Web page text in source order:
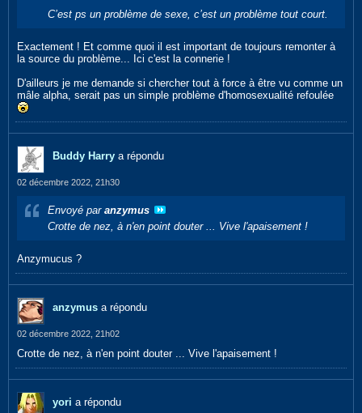
C’est ps un problème de sexe, c’est un problème tout court.
Exactement ! Et comme quoi il est important de toujours remonter à
la source du problème... Ici c'est la connerie !
D'ailleurs je me demande si chercher tout à force à être vu comme un
mâle alpha, serait pas un simple problème d'homosexualité refoulée
Buddy Harry a répondu
02 décembre 2022, 21h30
Envoyé par anzymus
Crotte de nez, à n'en point douter ... Vive l'apaisement !
Anzymucus ?
anzymus a répondu
02 décembre 2022, 21h02
Crotte de nez, à n'en point douter ... Vive l'apaisement !
yori a répondu